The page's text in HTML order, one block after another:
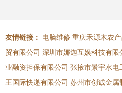
友情链接： 电脑维修 重庆禾源木农
贸有限公司 深圳市娜迦互娱科技有限
业融资担保有限公司 张掖市景宇水电
王国际快递有限公司 苏州市创诚金属